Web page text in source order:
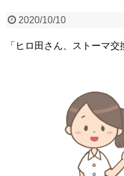
2020/10/10
「ヒロ田さん、ストーマ交